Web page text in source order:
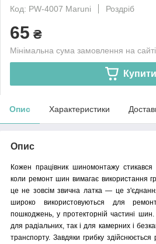
Код: PW-4007 Maruni
Роздріб
65 ₴
Мінімальна сума замовлення на
Купити
Опис Характеристики
Опис
Кожен працівник шиномонтажу стикався
коли ремонт шин вимагає використання
це не зовсім звична латка — це
широко використовуються для
пошкоджень, у протекторній частині
для радіальних, так і для камерних і
транспорту. Завдяки грибку